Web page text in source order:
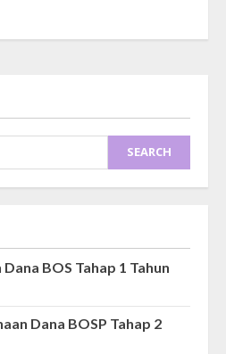
SEARCH
BOS Tahap 1 Tahun
Dana BOSP Tahap 2